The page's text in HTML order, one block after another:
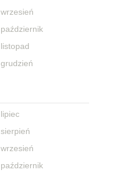
wrzesień
październik
listopad
grudzień
lipiec
sierpień
wrzesień
październik